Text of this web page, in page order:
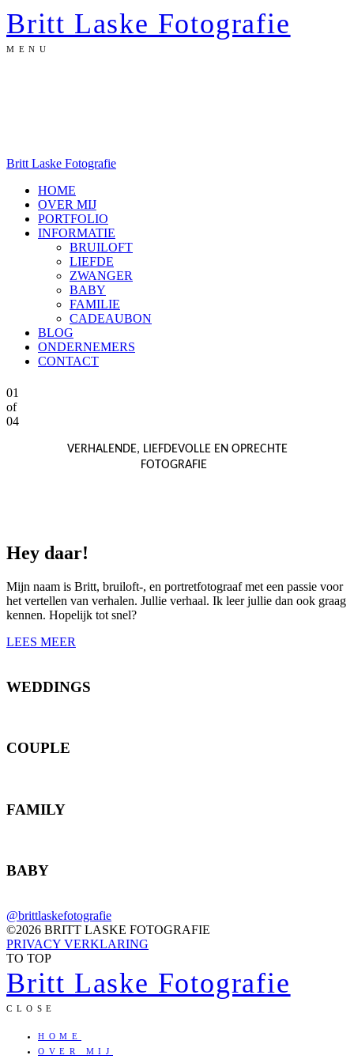
Britt Laske Fotografie
MENU
Britt Laske Fotografie
HOME
OVER MIJ
PORTFOLIO
INFORMATIE
BRUILOFT
LIEFDE
ZWANGER
BABY
FAMILIE
CADEAUBON
BLOG
ONDERNEMERS
CONTACT
01
of
04
VERHALENDE, LIEFDEVOLLE EN OPRECHTE
FOTOGRAFIE
Hey daar!
Mijn naam is Britt, bruiloft-, en portretfotograaf met een passie voor
het vertellen van verhalen. Jullie verhaal. Ik leer jullie dan ook graag
kennen. Hopelijk tot snel?
LEES MEER
WEDDINGS
COUPLE
FAMILY
BABY
@brittlaskefotografie
©2026 BRITT LASKE FOTOGRAFIE
PRIVACY VERKLARING
TO TOP
Britt Laske Fotografie
CLOSE
HOME
OVER MIJ